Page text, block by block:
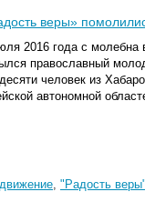
веры»
2016 года с молебна
православный
человек из
автономной
, "Радость веры"